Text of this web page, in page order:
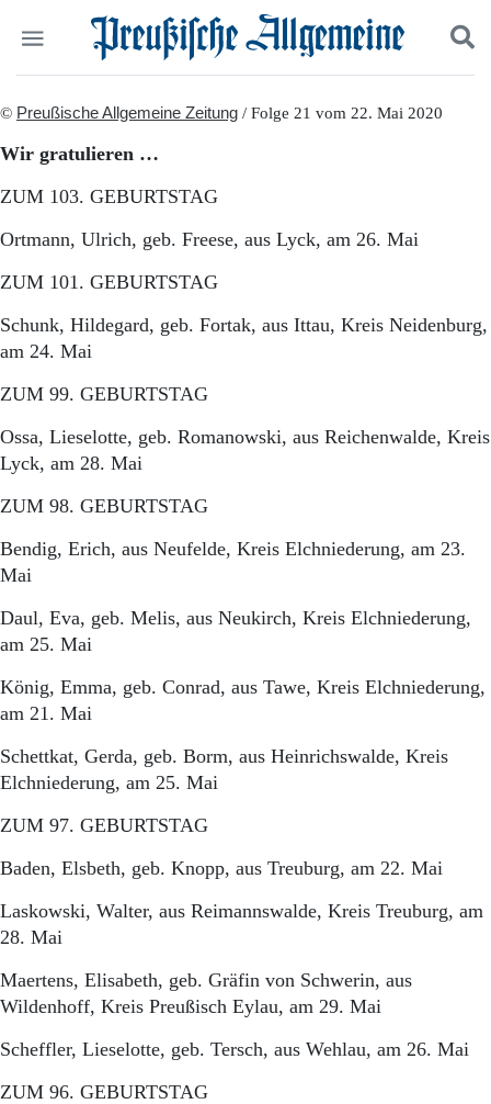
Start
Aktuelle Ausgabe
Abonnenten-Login
Abonnent werden
Mediadaten
Politik
Panorama
Leben
Ostpreußen
Berlin-Brandenburg
Impressum
Suchen und finden
© Preußische Allgemeine Zeitung / Folge 21 vom 22. Mai 2020
Wir gratulieren …
ZUM 103. GEBURTSTAG
Ortmann, Ulrich, geb. Freese, aus Lyck, am 26. Mai
ZUM 101. GEBURTSTAG
Schunk, Hildegard, geb. Fortak, aus Ittau, Kreis Neidenburg,
am 24. Mai
ZUM 99. GEBURTSTAG
Ossa, Lieselotte, geb. Romanowski, aus Reichenwalde, Kreis
Lyck, am 28. Mai
ZUM 98. GEBURTSTAG
Bendig, Erich, aus Neufelde, Kreis Elchniederung, am 23.
Mai
Daul, Eva, geb. Melis, aus Neukirch, Kreis Elchniederung,
am 25. Mai
König, Emma, geb. Conrad, aus Tawe, Kreis Elchniederung,
am 21. Mai
Schettkat, Gerda, geb. Borm, aus Heinrichswalde, Kreis
Elchniederung, am 25. Mai
ZUM 97. GEBURTSTAG
Baden, Elsbeth, geb. Knopp, aus Treuburg, am 22. Mai
Laskowski, Walter, aus Reimannswalde, Kreis Treuburg, am
28. Mai
Maertens, Elisabeth, geb. Gräfin von Schwerin, aus
Wildenhoff, Kreis Preußisch Eylau, am 29. Mai
Scheffler, Lieselotte, geb. Tersch, aus Wehlau, am 26. Mai
ZUM 96. GEBURTSTAG